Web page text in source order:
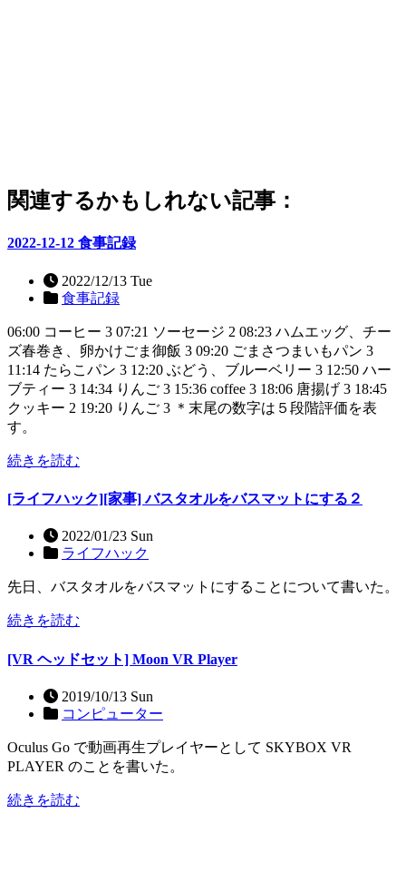
関連するかもしれない記事：
2022-12-12 食事記録
2022/12/13 Tue
食事記録
06:00 コーヒー 3 07:21 ソーセージ 2 08:23 ハムエッグ、チー
ズ春巻き、卵かけごま御飯 3 09:20 ごまさつまいもパン 3
11:14 たらこパン 3 12:20 ぶどう、ブルーベリー 3 12:50 ハー
ブティー 3 14:34 りんご 3 15:36 coffee 3 18:06 唐揚げ 3 18:45
クッキー 2 19:20 りんご 3 ＊末尾の数字は５段階評価を表
す。
続きを読む
[ライフハック][家事] バスタオルをバスマットにする２
2022/01/23 Sun
ライフハック
先日、バスタオルをバスマットにすることについて書いた。
続きを読む
[VR ヘッドセット] Moon VR Player
2019/10/13 Sun
コンピューター
Oculus Go で動画再生プレイヤーとして SKYBOX VR
PLAYER のことを書いた。
続きを読む